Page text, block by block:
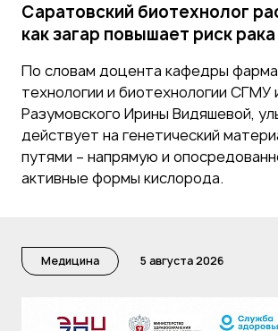
Саратовский биотехнолог
как загар повышает риск
По словам доцента кафедры
технологии и биотехнологии СГМУ
Разумовского Ирины Видяшевой,
действует на генетический
путями – напрямую и
активные формы кислорода.
Медицина 5 августа 2026